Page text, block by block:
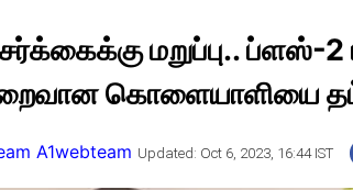
மறுப்பு..
கொளையாளியை
A1webteam Updated: Oct 6, 2023, 16:44 IST